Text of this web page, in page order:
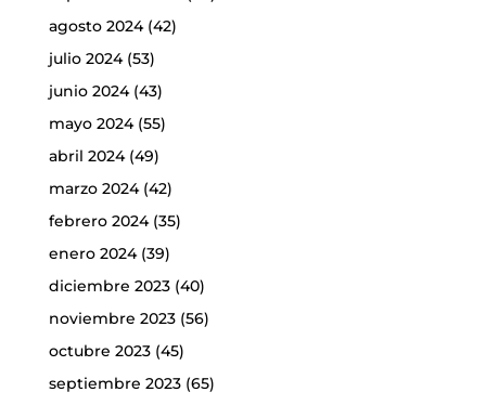
agosto 2024(42)
julio 2024(53)
junio 2024(43)
mayo 2024(55)
abril 2024(49)
marzo 2024(42)
febrero 2024(35)
enero 2024(39)
diciembre 2023(40)
noviembre 2023(56)
octubre 2023(45)
septiembre 2023(65)